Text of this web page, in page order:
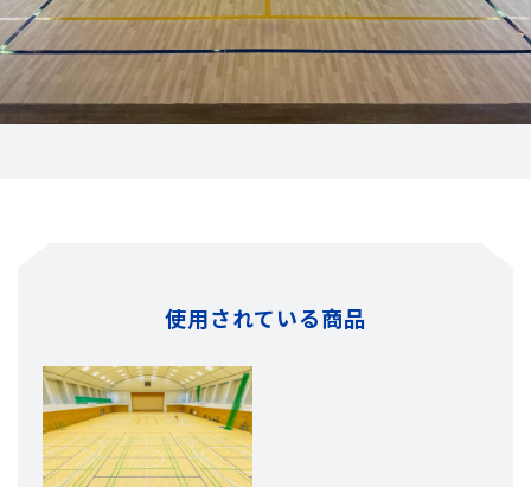
使用されている商品